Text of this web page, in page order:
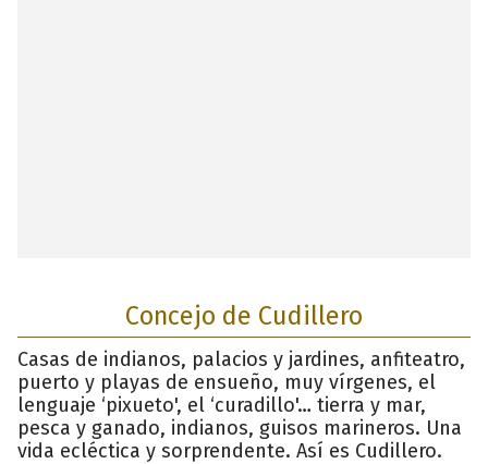
Concejo de Cudillero
Casas de indianos, palacios y jardines, anfiteatro,
puerto y playas de ensueño, muy vírgenes, el
lenguaje ‘pixueto', el ‘curadillo'… tierra y mar,
pesca y ganado, indianos, guisos marineros. Una
vida ecléctica y sorprendente. Así es Cudillero.